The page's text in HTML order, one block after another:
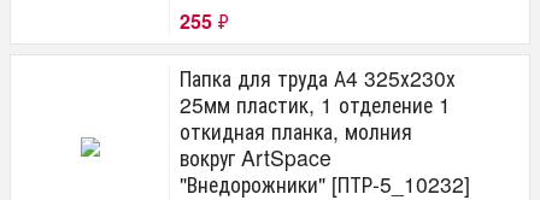
255 ₽
Папка для труда А4 325х230х
25мм пластик, 1 отделение 1
откидная планка, молния
вокруг ArtSpace
"Внедорожники" [ПТР-5_10232]